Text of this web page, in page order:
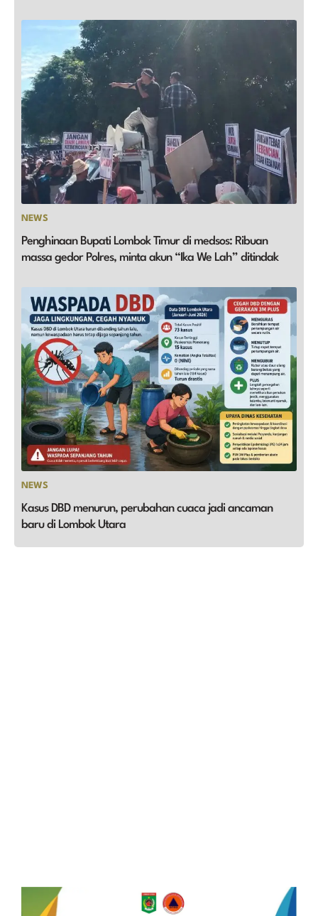
NEWS
Penghinaan Bupati Lombok Timur di medsos: Ribuan
massa gedor Polres, minta akun “Ika We Lah” ditindak
NEWS
Kasus DBD menurun, perubahan cuaca jadi ancaman
baru di Lombok Utara